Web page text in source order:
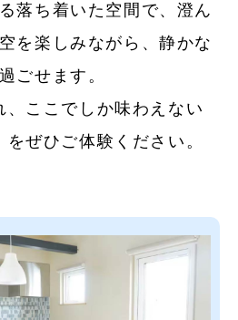
落ち着いた空間で、澄ん
を楽しみながら、静かな
ごせます。
、ここでしか味わえない
をぜひご体験ください。